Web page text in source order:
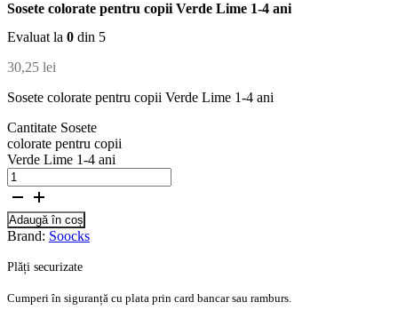
Sosete colorate pentru copii Verde Lime 1-4 ani
Evaluat la 0 din 5
30,25 lei
Sosete colorate pentru copii Verde Lime 1-4 ani
Cantitate Sosete
colorate pentru copii
Verde Lime 1-4 ani
Adaugă în coș
Brand: Soocks
Plăți securizate
Cumperi în siguranță cu plata prin card bancar sau ramburs.